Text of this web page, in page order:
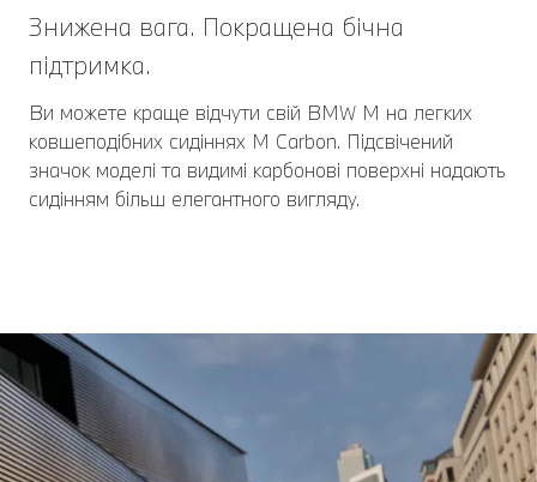
Знижена вага. Покращена бічна
підтримка.
Ви можете краще відчути свій BMW M на легких
ковшеподібних сидіннях M Carbon. Підсвічений
значок моделі та видимі карбонові поверхні надають
сидінням більш елегантного вигляду.